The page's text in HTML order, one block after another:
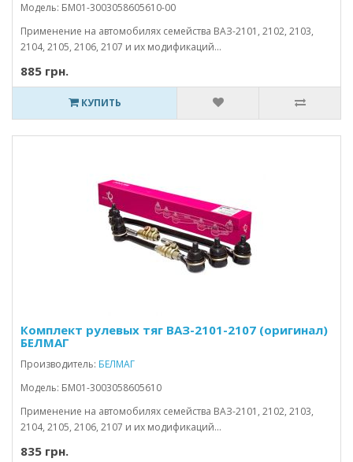
Модель: БМ01-3003058605610-00
Применение на автомобилях семейства ВАЗ-2101, 2102, 2103,
2104, 2105, 2106, 2107 и их модификаций...
885 грн.
КУПИТЬ
Комплект рулевых тяг ВАЗ-2101-2107 (оригинал)
БЕЛМАГ
Производитель: БЕЛМАГ
Модель: БМ01-3003058605610
Применение на автомобилях семейства ВАЗ-2101, 2102, 2103,
2104, 2105, 2106, 2107 и их модификаций...
835 грн.